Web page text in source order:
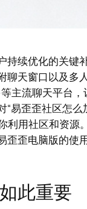
续优化的关键
天窗口以及多
主流聊天平台
歪歪社区怎么
利用社区和资
歪电脑版的使
此重要